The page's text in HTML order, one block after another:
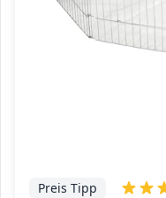
Preis Tipp